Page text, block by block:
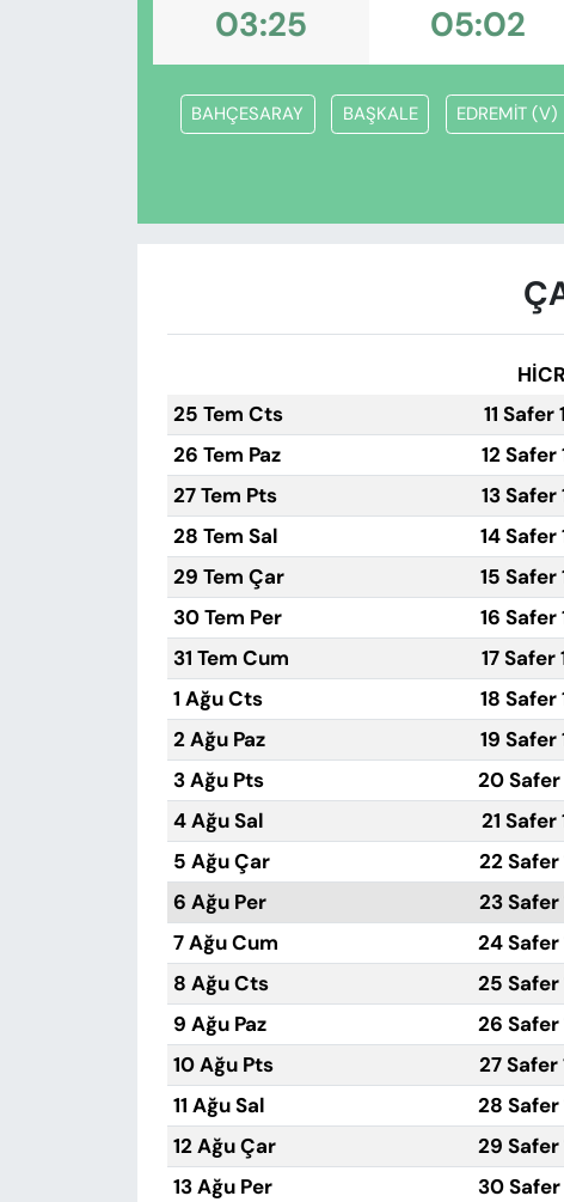
03:25 05:02
BAHÇESARAY BAŞKALE EDREMİT (V)
25 Tem Cts
11 Safer
26 Tem Paz
12 Safer
27 Tem Pts
13 Safer
28 Tem Sal
14 Safer
29 Tem Çar
15 Safer
30 Tem Per
16 Safer
31 Tem Cum
17 Safer
1 Ağu Cts
18 Safer
2 Ağu Paz
19 Safer
3 Ağu Pts
20 Safer
4 Ağu Sal
21 Safer
5 Ağu Çar
22 Safer
6 Ağu Per
23 Safer
7 Ağu Cum
24 Safer
8 Ağu Cts
25 Safer
9 Ağu Paz
26 Safer
10 Ağu Pts
27 Safer
11 Ağu Sal
28 Safer
12 Ağu Çar
29 Safer
13 Ağu Per
30 Safer
VAN VE DİYARBAKIR HABERLERİ